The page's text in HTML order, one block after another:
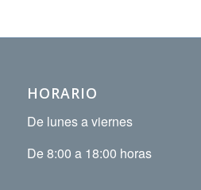
HORARIO
De lunes a viernes
De 8:00 a 18:00 horas